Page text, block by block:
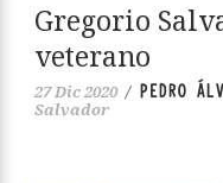
Gregorio
veterano
27 Dic 2020 / PEDRO
Salvador